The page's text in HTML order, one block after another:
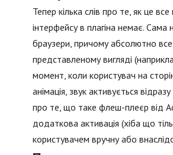
Тепер кілька слів про те, як це
інтерфейсу в плагіна немає.
браузери, причому абсолютно
представленому вигляді
момент, коли користувач на
анімація, звук активується
про те, що таке флеш-плеєр від
додаткова активація (хіба що
користувачем вручну або